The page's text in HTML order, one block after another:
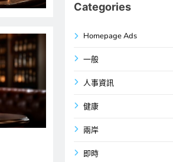
Categories
Homepage Ads
一般
人事資訊
健康
兩岸
即時